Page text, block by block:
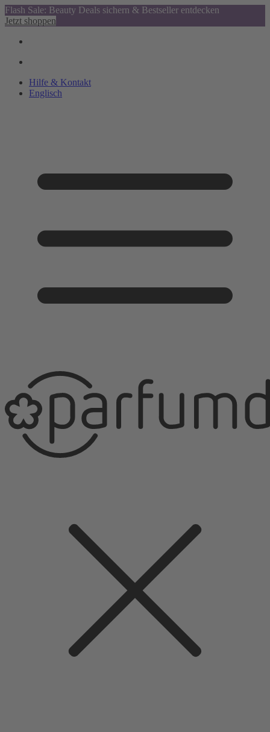
Flash Sale: Beauty Deals sichern & Bestseller entdecken
Jetzt shoppen
Hilfe & Kontakt
Englisch